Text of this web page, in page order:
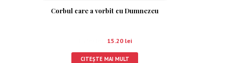
Corbul care a vorbit cu Dumnezeu
15.20 lei
CITEȘTE MAI MULT